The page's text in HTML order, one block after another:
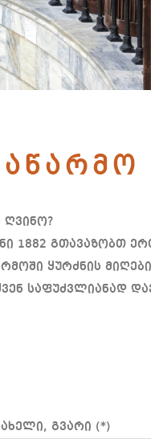
1882 გთავაზობთ
ყურძნის
საფუძვლიანად
გვარი (*)